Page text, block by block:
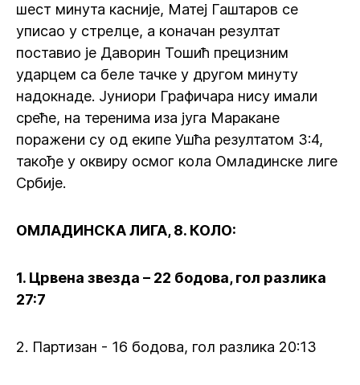
шест минута касније, Матеј Гаштаров се
уписао у стрелце, а коначан резултат
поставио је Даворин Тошић прецизним
ударцем са беле тачке у другом минуту
надокнаде. Јуниори Графичара нису имали
среће, на теренима иза југа Маракане
поражени су од екипе Ушћа резултатом 3:4,
такође у оквиру осмог кола Омладинске лиге
Србије.
ОМЛАДИНСКА ЛИГА, 8. КОЛО:
1. Црвена звезда – 22 бодова, гол разлика
27:7
2. Партизан - 16 бодова, гол разлика 20:13